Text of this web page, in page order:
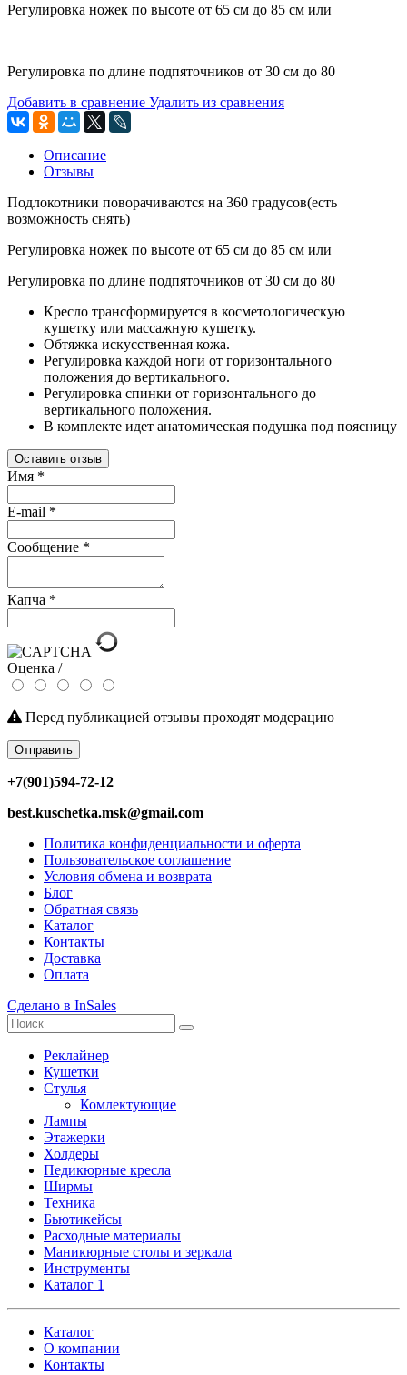
Регулировка ножек по высоте от 65 см до 85 см или
Регулировка по длине подпяточников от 30 см до 80
Добавить в сравнение Удалить из сравнения
Описание
Отзывы
Подлокотники поворачиваются на 360 градусов(есть
возможность снять)
Регулировка ножек по высоте от 65 см до 85 см или
Регулировка по длине подпяточников от 30 см до 80
Кресло трансформируется в косметологическую
кушетку или массажную кушетку.
Обтяжка искусственная кожа.
Регулировка каждой ноги от горизонтального
положения до вертикального.
Регулировка спинки от горизонтального до
вертикального положения.
В комплекте идет анатомическая подушка под поясницу
Оставить отзыв
Имя *
E-mail *
Сообщение *
Капча *
Оценка /
Перед публикацией отзывы проходят модерацию
Отправить
+7(901)594-72-12
best.kuschetka.msk@gmail.com
Политика конфиденциальности и оферта
Пользовательское соглашение
Условия обмена и возврата
Блог
Обратная связь
Каталог
Контакты
Доставка
Оплата
Сделано в InSales
Реклайнер
Кушетки
Стулья
Комлектующие
Лампы
Этажерки
Холдеры
Педикюрные кресла
Ширмы
Техника
Бьютикейсы
Расходные материалы
Маникюрные столы и зеркала
Инструменты
Каталог 1
Каталог
О компании
Контакты